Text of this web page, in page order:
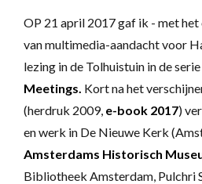
OP 21 april 2017 gaf ik - met het
van multimedia-aandacht voor
lezing in de Tolhuistuin in de serie
Meetings. Kort na het
(herdruk 2009, e-book 2017)
en werk in De Nieuwe Kerk
Amsterdams Historisch
Bibliotheek Amsterdam, Pulchri